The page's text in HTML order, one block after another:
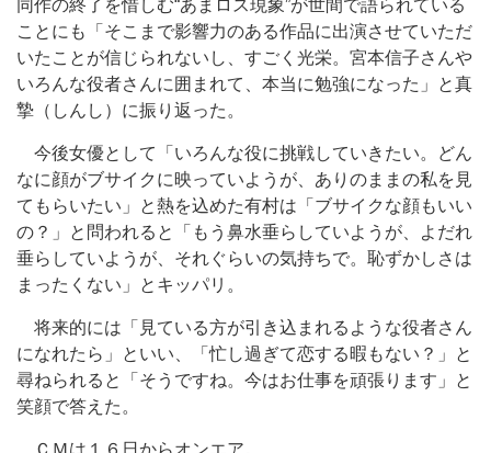
同作の終了を惜しむ“あまロス現象”が世間で語られている
ことにも「そこまで影響力のある作品に出演させていただ
いたことが信じられないし、すごく光栄。宮本信子さんや
いろんな役者さんに囲まれて、本当に勉強になった」と真
摯（しんし）に振り返った。
今後女優として「いろんな役に挑戦していきたい。どん
なに顔がブサイクに映っていようが、ありのままの私を見
てもらいたい」と熱を込めた有村は「ブサイクな顔もいい
の？」と問われると「もう鼻水垂らしていようが、よだれ
垂らしていようが、それぐらいの気持ちで。恥ずかしさは
まったくない」とキッパリ。
将来的には「見ている方が引き込まれるような役者さん
になれたら」といい、「忙し過ぎて恋する暇もない？」と
尋ねられると「そうですね。今はお仕事を頑張ります」と
笑顔で答えた。
ＣＭは１６日からオンエア。